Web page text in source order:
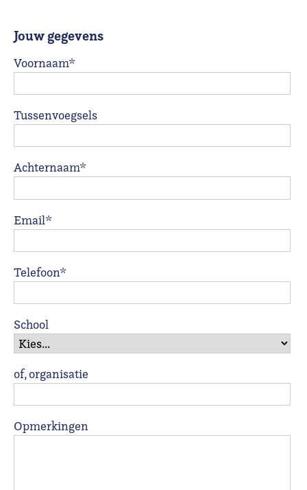
Jouw gegevens
Voornaam*
Tussenvoegsels
Achternaam*
Email*
Telefoon*
School
of, organisatie
Opmerkingen